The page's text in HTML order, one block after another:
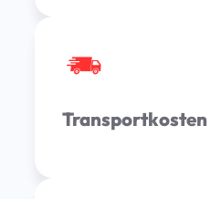
Transportkosten